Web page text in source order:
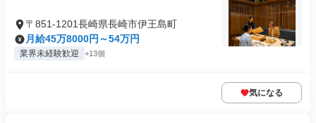
〒851-1201長崎県長崎市伊王島町
月給45万8000円～54万円
業界未経験歓迎 +13個
気になる